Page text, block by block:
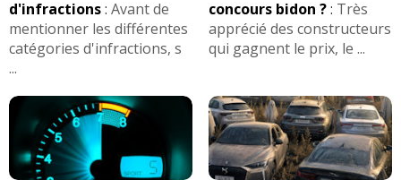
d'infractions: Avant de
mentionner les différentes
catégories d'infractions, s
...
concours bidon ?: Très
apprécié des constructeurs
qui gagnent le prix, le ...